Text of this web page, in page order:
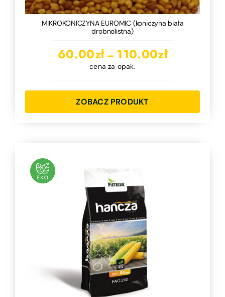
MIKROKONICZYNA EUROMIC (koniczyna biała
drobnolistna)
60.00zł – 110.00złZakres
60.00zł
110.00zł
cena za opak.
ZOBACZ PRODUKT